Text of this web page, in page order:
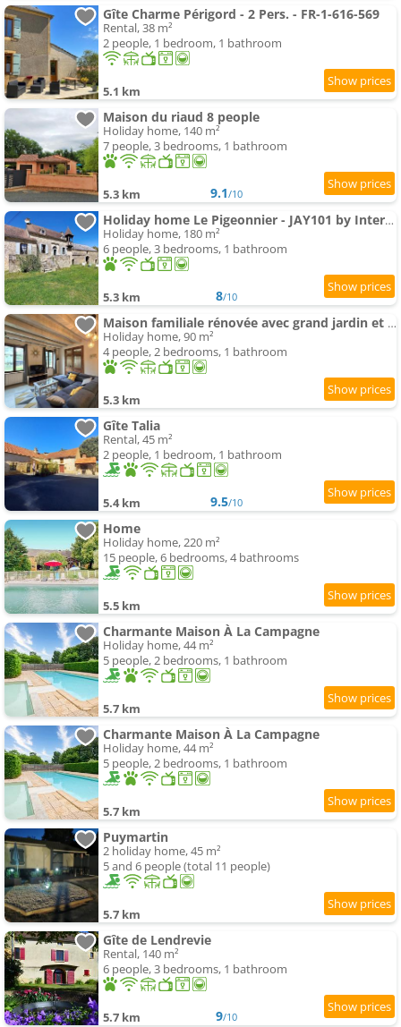
Gîte Charme Périgord - 2 Pers. - FR-1-616-569
Rental, 38 m²
2 people, 1 bedroom, 1 bathroom
5.1 km
Maison du riaud 8 people
Holiday home, 140 m²
7 people, 3 bedrooms, 1 bathroom
5.3 km 9.1/10
Holiday home Le Pigeonnier - JAY101 by Interhome
Holiday home, 180 m²
6 people, 3 bedrooms, 1 bathroom
5.3 km 8/10
Maison familiale rénovée avec grand jardin et animaux acceptés - FR-1-616-520
Holiday home, 90 m²
4 people, 2 bedrooms, 1 bathroom
5.3 km
Gîte Talia
Rental, 45 m²
2 people, 1 bedroom, 1 bathroom
5.4 km 9.5/10
Home
Holiday home, 220 m²
15 people, 6 bedrooms, 4 bathrooms
5.5 km
Charmante Maison À La Campagne
Holiday home, 44 m²
5 people, 2 bedrooms, 1 bathroom
5.7 km
Charmante Maison À La Campagne
Holiday home, 44 m²
5 people, 2 bedrooms, 1 bathroom
5.7 km
Puymartin
2 holiday home, 45 m²
5 and 6 people (total 11 people)
5.7 km
Gîte de Lendrevie
Rental, 140 m²
6 people, 3 bedrooms, 1 bathroom
5.7 km 9/10